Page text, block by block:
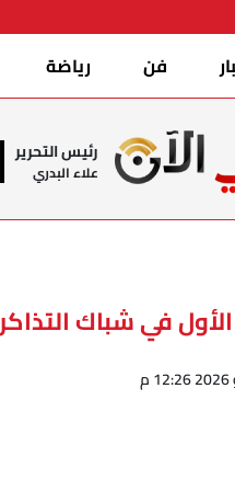
فن رياضة
رئيس التحرير
علاء البدري
الأول في شباك